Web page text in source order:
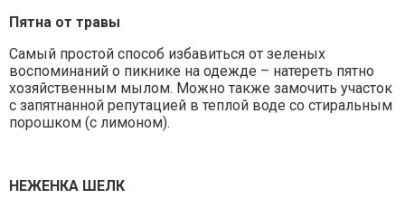
Пятна от травы
Самый простой способ избавиться от зеленых
воспоминаний о пикнике на одежде – натереть пятно
хозяйственным мылом. Можно также замочить участок
с запятнанной репутацией в теплой воде со стиральным
порошком (с лимоном).
НЕЖЕНКА ШЕЛК